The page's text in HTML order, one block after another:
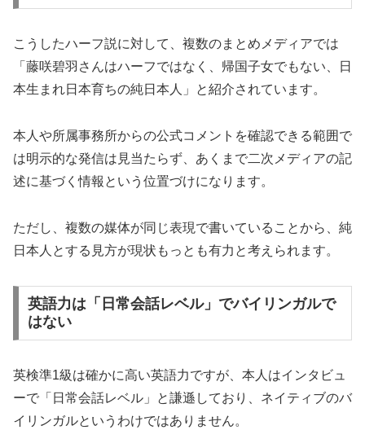
こうしたハーフ説に対して、複数のまとめメディアでは
「藤咲碧羽さんはハーフではなく、帰国子女でもない、日
本生まれ日本育ちの純日本人」と紹介されています。
本人や所属事務所からの公式コメントを確認できる範囲で
は明示的な発信は見当たらず、あくまで二次メディアの記
述に基づく情報という位置づけになります。
ただし、複数の媒体が同じ表現で書いていることから、純
日本人とする見方が現状もっとも有力と考えられます。
英語力は「日常会話レベル」でバイリンガルで
はない
英検準1級は確かに高い英語力ですが、本人はインタビュ
ーで「日常会話レベル」と謙遜しており、ネイティブのバ
イリンガルというわけではありません。